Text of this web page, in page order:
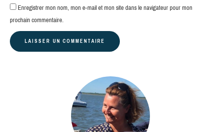
Enregistrer mon nom, mon e-mail et mon site dans le navigateur pour mon
prochain commentaire.